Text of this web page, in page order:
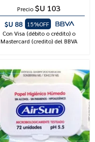
Precio $U 103
$U 88
15%OFF
Con Visa (débito o crédito) o
Mastercard (credito) del BBVA